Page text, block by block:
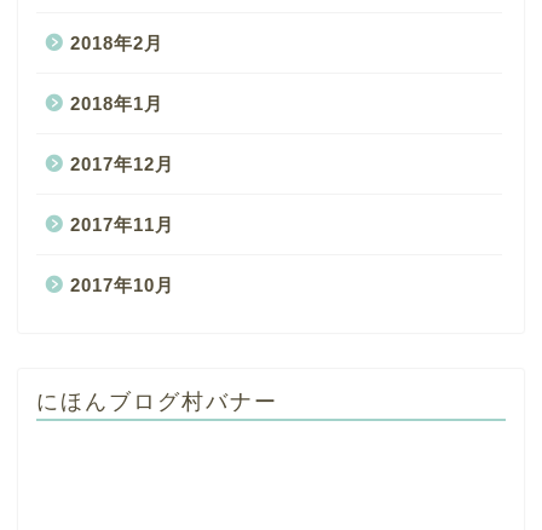
2018年2月
2018年1月
2017年12月
2017年11月
2017年10月
にほんブログ村バナー